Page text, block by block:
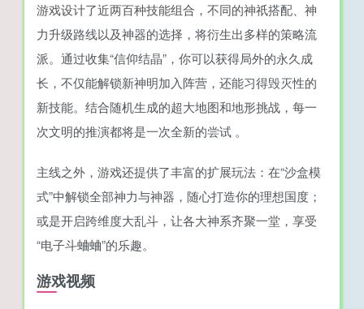
游戏设计了近两百种技能组合，不同的神祇搭配、神
力升级路线以及神器的选择，将衍生出多样的策略流
派。通过收集“信仰结晶”，你可以获得局外的永久成
长，不仅能解锁新神明加入阵营，还能习得毁灭性的
新技能。结合随机生成的超大地图和地形挑战，每一
次文明的推演都将是一次全新的尝试 。
主线之外，游戏还提供了丰富的扩展玩法：在“沙盒模
式”中解锁全部神力与神器，随心打造你的理想国度；
或是开启跨维度大乱斗，让各大神系齐聚一堂，享受
“电子斗蛐蛐”的乐趣。
游戏视频